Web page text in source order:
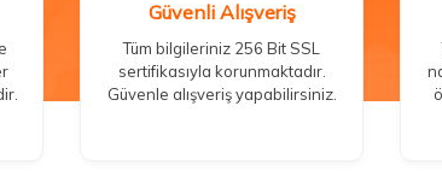
Güvenli Alışveriş
Tüm bilgileriniz 256 Bit SSL
sertifikasıyla korunmaktadır.
Güvenle alışveriş yapabilirsiniz.